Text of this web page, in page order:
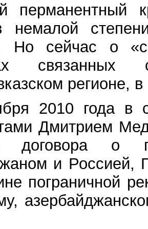
перманентный
немалой
Но сейчас о
регионе,
2010 года в
Дмитрием
договора о
и Россией,
пограничной